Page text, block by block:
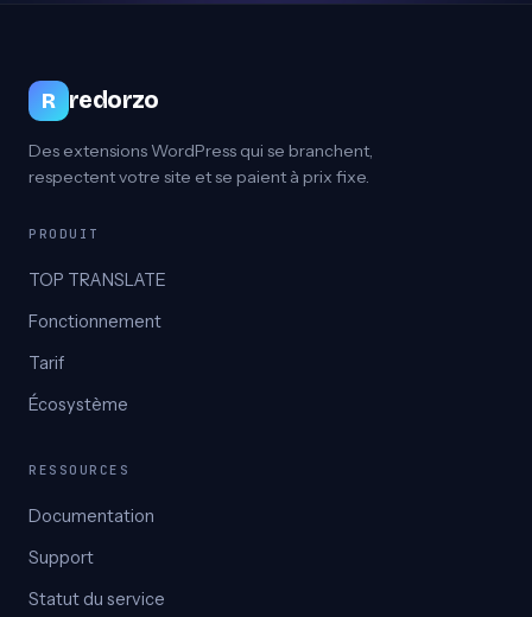
R redorzo
Des extensions WordPress qui se branchent,
respectent votre site et se paient à prix fixe.
PRODUIT
TOP TRANSLATE
Fonctionnement
Tarif
Écosystème
RESSOURCES
Documentation
Support
Statut du service